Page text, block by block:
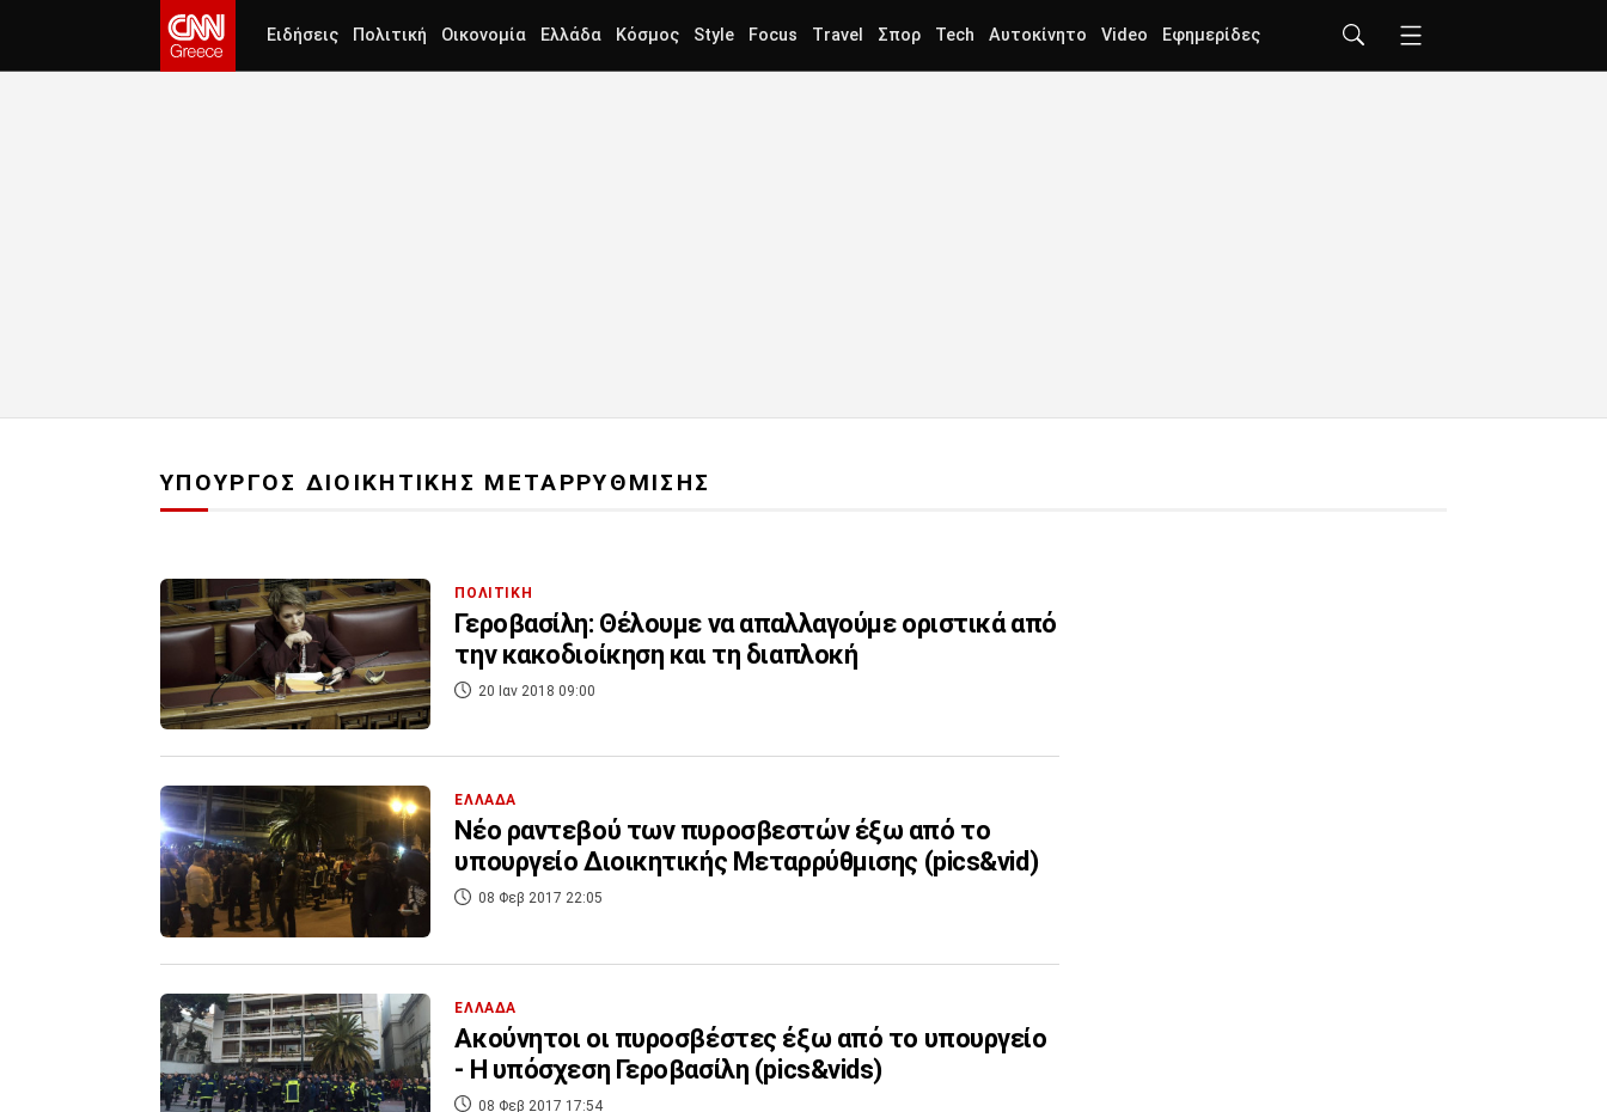
Ειδήσεις Πολιτική Οικονομία Ελλάδα Κόσμος Style Focus Travel Σπορ Tech Αυτοκίνητο Video Εφημερίδες
ΥΠΟΥΡΓΟΣ ΔΙΟΙΚΗΤΙΚΗΣ ΜΕΤΑΡΡΥΘΜΙΣΗΣ
ΠΟΛΙΤΙΚΗ
Γεροβασίλη: Θέλουμε να απαλλαγούμε οριστικά από
την κακοδιοίκηση και τη διαπλοκή
20 Ιαν 2018 09:00
ΕΛΛΑΔΑ
Νέο ραντεβού των πυροσβεστών έξω από το
υπουργείο Διοικητικής Μεταρρύθμισης (pics&vid)
08 Φεβ 2017 22:05
ΕΛΛΑΔΑ
Ακούνητοι οι πυροσβέστες έξω από το υπουργείο
- Η υπόσχεση Γεροβασίλη (pics&vids)
08 Φεβ 2017 17:54